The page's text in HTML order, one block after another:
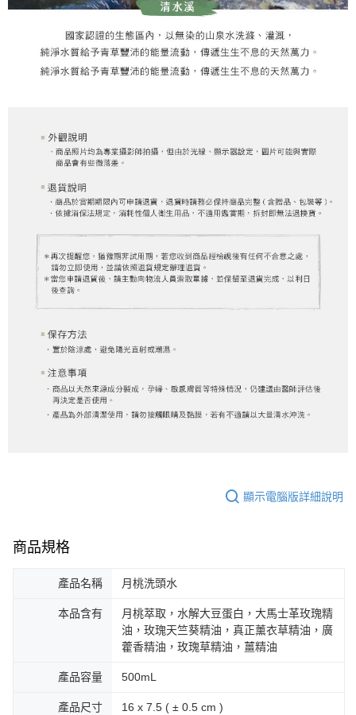
顯示電腦版詳細說明
商品規格
產品名稱 月桃洗頭水
本品含有
月桃萃取，水解大豆蛋白，大馬士革玫瑰精
油，玫瑰天竺葵精油，真正薰衣草精油，廣
藿香精油，玫瑰草精油，薑精油
產品容量 500mL
產品尺寸 16 x 7.5 ( ± 0.5 cm )